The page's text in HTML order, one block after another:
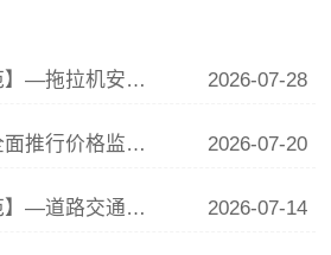
【司法鉴定技术规范】—拖拉机安全技术规范 2026-07-28
重磅新规！国家拟全面推行价格监督员制度，市场价格监管迎来大升级 2026-07-20
【司法鉴定技术规范】—道路交通设施安全技术状况鉴定规范 2026-07-14